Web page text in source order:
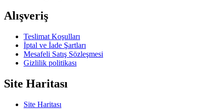
Alışveriş
Teslimat Koşulları
İptal ve İade Şartları
Mesafeli Satış Sözleşmesi
Gizlilik politikası
Site Haritası
Site Haritası